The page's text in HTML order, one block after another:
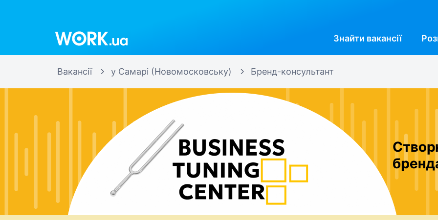
Знайти вакансії
Вакансії у Самарі (Новомосковську) Бренд-консультант